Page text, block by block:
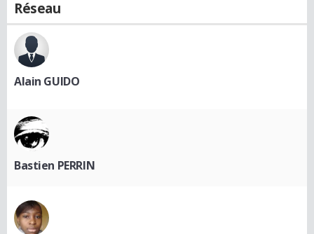
Réseau
Alain GUIDO
Bastien PERRIN